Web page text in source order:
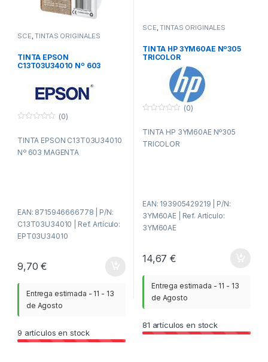
SCE,TINTAS ORIGINALES
TINTA EPSON
C13T03U34010 Nº 603
u
r
(0)
TINTA EPSON C13T03U34010
Nº 603 MAGENTA
EAN: 8715946666778 | P/N:
C13T03U34010 | Ref. Artículo:
EPT03U34010
9,70€
Entrega estimada - 11 - 13
de Agosto
9 artículos en stock
SCE,TINTAS ORIGINALES
TINTA HP 3YM60AE Nº305
TRICOLOR
u
(0)
TINTA HP 3YM60AE Nº305
TRICOLOR
EAN: 193905429219 | P/N:
3YM60AE | Ref. Artículo:
3YM60AE
14,67€
Entrega estimada - 11 - 13
de Agosto
81 artículos en stock